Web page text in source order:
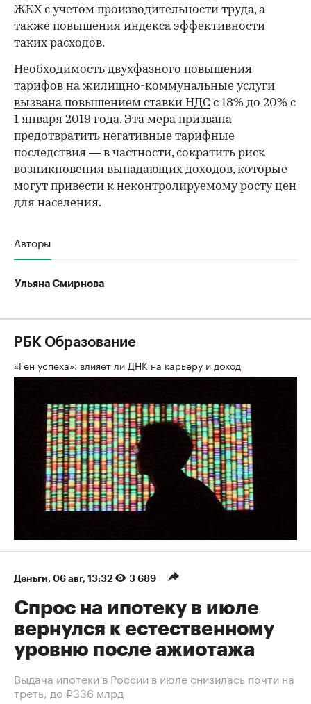
ЖКХ с учетом производительности труда, а
также повышения индекса эффективности
таких расходов.
Необходимость двухфазного повышения
тарифов на жилищно-коммунальные услуги
вызвана повышением ставки НДС с 18% до 20% с
1 января 2019 года. Эта мера призвана
предотвратить негативные тарифные
последствия — в частности, сократить риск
возникновения выпадающих доходов, которые
могут привести к неконтролируемому росту цен
для населения.
Авторы
Ульяна Смирнова
РБК Образование
«Ген успеха»: влияет ли ДНК на карьеру и доход
Деньги⁠, 06 авг, 13:32 3 689
Спрос на ипотеку в июле
вернулся к естественному
уровню после ажиотажа
Выдача ипотеки в России в июле снизилась почти на
треть, до ₽336 млрд